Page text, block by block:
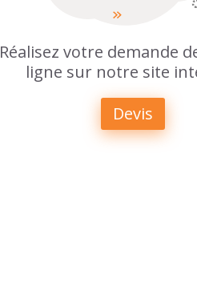
Réalisez votre demande
ligne sur notre site
Devis